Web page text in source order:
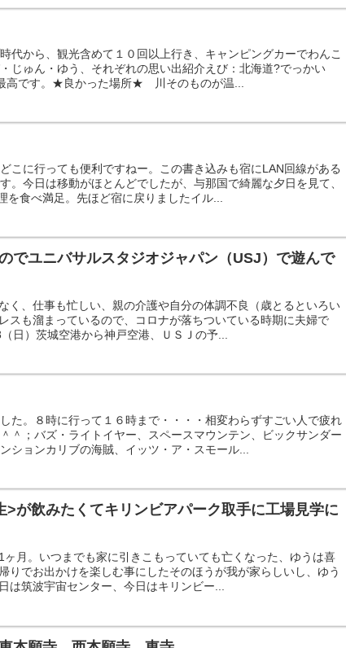
代から、観光含めて１０回以上行き、キャンピングカーでわんこ
じゅん・ゆう、それぞれの思い出紹介えび：北海道?でっかい
高です。★良かった場所★ 川そのものが温...
こに行っても便利ですねー。この書き込みも宿にLAN回線がある
。今日は移動がほとんどでしたが、与那国で綺麗な夕日を見て、
を食べ満足。先ほど宿に戻りましたイル...
でユニバサルスタジオジャパン（USJ）で遊んで
く、仕事も忙しい、親の介護や自分の体調不良（歳とるといろい
スも溜まっているので、コロナが落ちついている時期に夫婦で
日）茨城空港から神戸空港、ＵＳＪの予...
た。８時に行って１６時まで・・・・相変わらずすごい人で疲れ
＾；バズ・ライトイヤー、スペースマウンテン、ビックサンダー
ションカリブの海賊、イッツ・ア・スモール...
>が飲みたくてキリンビアパーク取手に工場見学に
月。いつまでも家に引きこもっていても亡くなった、ゆうは喜
りでお出かけを楽しむ事にしたそのほうが我が家らしいし、ゆう
は筑波宇宙センター、今日はキリンビー...